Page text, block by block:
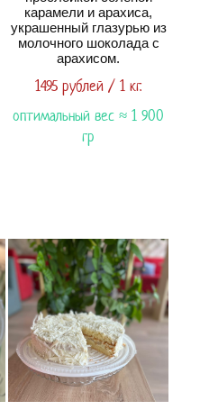
карамели и арахиса,
украшенный глазурью из
молочного шоколада с
арахисом.
1495 рублей / 1 кг.
оптимальный вес ≈ 1 900
гр